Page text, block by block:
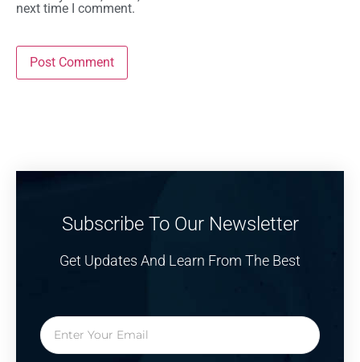
next time I comment.
Subscribe To Our Newsletter
Get Updates And Learn From The Best